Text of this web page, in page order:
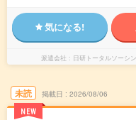
気になる!
派遣会社 日研トータルソーシ
未読
NEW
掲載日 2026/08/06